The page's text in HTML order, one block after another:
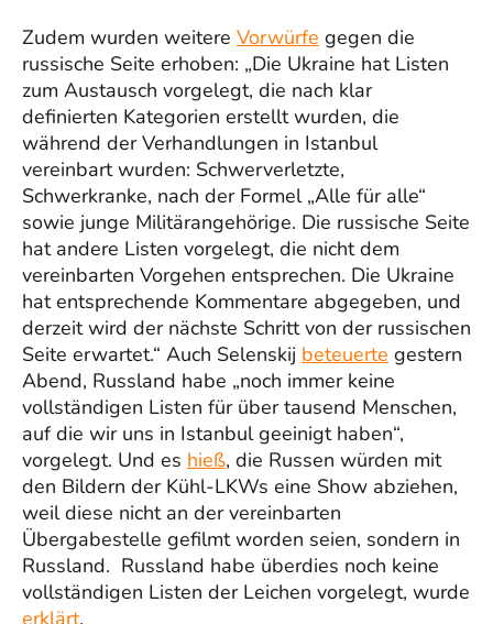
Zudem wurden weitere Vorwürfe gegen die
russische Seite erhoben: „Die Ukraine hat Listen
zum Austausch vorgelegt, die nach klar
definierten Kategorien erstellt wurden, die
während der Verhandlungen in Istanbul
vereinbart wurden: Schwerverletzte,
Schwerkranke, nach der Formel „Alle für alle“
sowie junge Militärangehörige. Die russische Seite
hat andere Listen vorgelegt, die nicht dem
vereinbarten Vorgehen entsprechen. Die Ukraine
hat entsprechende Kommentare abgegeben, und
derzeit wird der nächste Schritt von der russischen
Seite erwartet.“ Auch Selenskij beteuerte gestern
Abend, Russland habe „noch immer keine
vollständigen Listen für über tausend Menschen,
auf die wir uns in Istanbul geeinigt haben“,
vorgelegt. Und es hieß, die Russen würden mit
den Bildern der Kühl-LKWs eine Show abziehen,
weil diese nicht an der vereinbarten
Übergabestelle gefilmt worden seien, sondern in
Russland. Russland habe überdies noch keine
vollständigen Listen der Leichen vorgelegt, wurde
erklärt.